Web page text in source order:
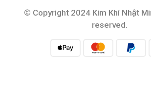
© Copyright 2024 Kim Khí Nhật
reserved.